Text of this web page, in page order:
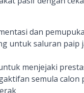
dan
untuk saluran paip
menjejaki
semula calon